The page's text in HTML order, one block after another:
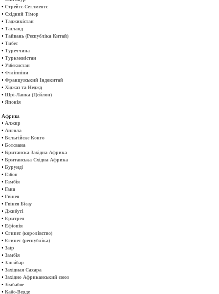
• Стрейтс-Сетлментс
• Східний Тімор
• Таджикістан
• Таїланд
• Тайвань (Республіка Китай)
• Тибет
• Туреччина
• Туркменістан
• Узбекистан
• Філіппіни
• Французський Індокитай
• Хіджаз та Неджд
• Шрі-Ланка (Цейлон)
• Японія
Африка
• Алжир
• Ангола
• Бельгійске Конго
• Ботсвана
• Британска Західна Африка
• Британська Східна Африка
• Бурунді
• Габон
• Гамбія
• Гана
• Гвінея
• Гвінея Бісау
• Джибуті
• Еритрея
• Ефіопія
• Єгипет (королівство)
• Єгипет (республіка)
• Заїр
• Замбія
• Занзібар
• Західная Сахара
• Західно Африканський союз
• Зімбабве
• Кабо-Верде